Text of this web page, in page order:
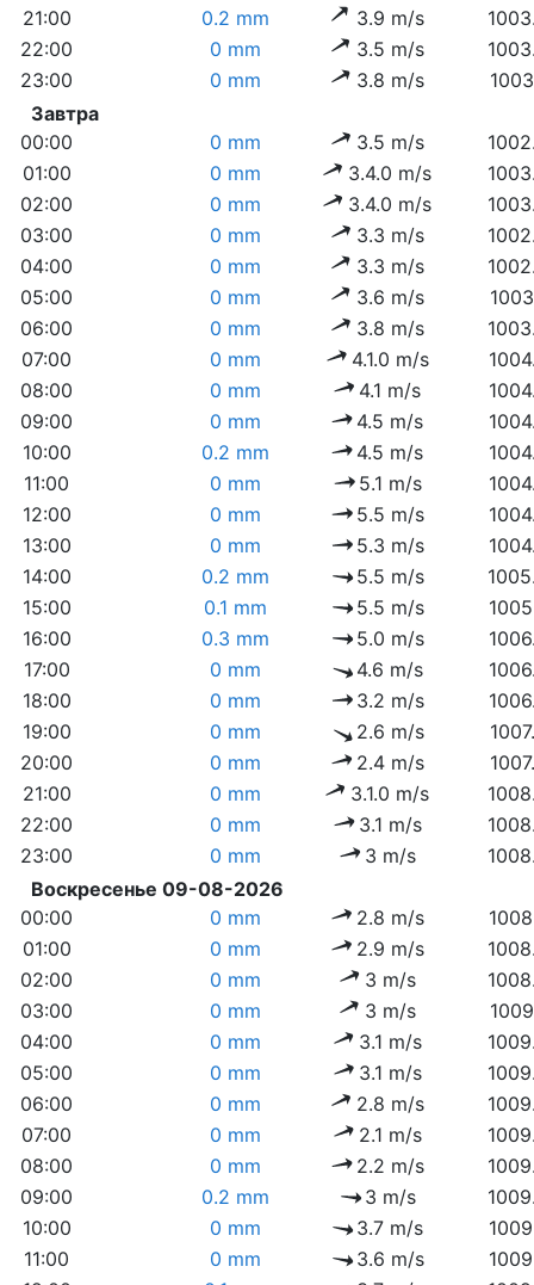
21:00
0.2 mm 3.9 m/s
22:00
0 mm 3.5 m/s
23:00
0 mm 3.8 m/s
Завтра
00:00
0 mm 3.5 m/s
01:00
0 mm 3.4.0 m/s
02:00
0 mm 3.4.0 m/s
03:00
0 mm 3.3 m/s
04:00
0 mm 3.3 m/s
05:00
0 mm 3.6 m/s
06:00
0 mm 3.8 m/s
07:00
0 mm 4.1.0 m/s
08:00
0 mm 4.1 m/s
09:00
0 mm 4.5 m/s
10:00
0.2 mm 4.5 m/s
11:00
0 mm 5.1 m/s
12:00
0 mm 5.5 m/s
13:00
0 mm 5.3 m/s
14:00
0.2 mm 5.5 m/s
15:00
0.1 mm 5.5 m/s
16:00
0.3 mm 5.0 m/s
17:00
0 mm 4.6 m/s
18:00
0 mm 3.2 m/s
19:00
0 mm 2.6 m/s
20:00
0 mm 2.4 m/s
21:00
0 mm 3.1.0 m/s
22:00
0 mm 3.1 m/s
23:00
0 mm 3 m/s
Воскресенье 09-08-2026
00:00
0 mm 2.8 m/s
01:00
0 mm 2.9 m/s
02:00
0 mm 3 m/s
03:00
0 mm 3 m/s
04:00
0 mm 3.1 m/s
05:00
0 mm 3.1 m/s
06:00
0 mm 2.8 m/s
07:00
0 mm 2.1 m/s
08:00
0 mm 2.2 m/s
09:00
0.2 mm 3 m/s
10:00
0 mm 3.7 m/s
11:00
0 mm 3.6 m/s